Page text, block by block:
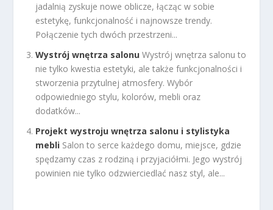
jadalnią zyskuje nowe oblicze, łącząc w sobie
estetykę, funkcjonalność i najnowsze trendy.
Połączenie tych dwóch przestrzeni...
Wystrój wnętrza salonu Wystrój wnętrza salonu to
nie tylko kwestia estetyki, ale także funkcjonalności i
stworzenia przytulnej atmosfery. Wybór
odpowiedniego stylu, kolorów, mebli oraz
dodatków...
Projekt wystroju wnętrza salonu i stylistyka
mebli Salon to serce każdego domu, miejsce, gdzie
spędzamy czas z rodziną i przyjaciółmi. Jego wystrój
powinien nie tylko odzwierciedlać nasz styl, ale...